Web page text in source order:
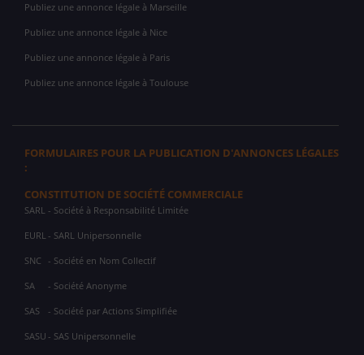
Publiez une annonce légale à Marseille
Publiez une annonce légale à Nice
Publiez une annonce légale à Paris
Publiez une annonce légale à Toulouse
FORMULAIRES POUR LA PUBLICATION D'ANNONCES LÉGALES
:
CONSTITUTION DE SOCIÉTÉ COMMERCIALE
SARL - Société à Responsabilité Limitée
EURL - SARL Unipersonnelle
SNC - Société en Nom Collectif
SA - Société Anonyme
SAS - Société par Actions Simplifiée
SASU - SAS Unipersonnelle